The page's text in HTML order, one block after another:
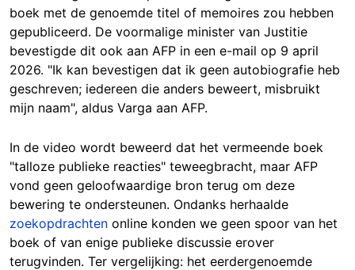
boek met de genoemde titel of memoires zou hebben
gepubliceerd. De voormalige minister van Justitie
bevestigde dit ook aan AFP in een e-mail op 9 april
2026. "Ik kan bevestigen dat ik geen autobiografie heb
geschreven; iedereen die anders beweert, misbruikt
mijn naam", aldus Varga aan AFP.
In de video wordt beweerd dat het vermeende boek
"talloze publieke reacties" teweegbracht, maar AFP
vond geen geloofwaardige bron terug om deze
bewering te ondersteunen. Ondanks herhaalde
zoekopdrachten online konden we geen spoor van het
boek of van enige publieke discussie erover
terugvinden. Ter vergelijking: het eerdergenoemde